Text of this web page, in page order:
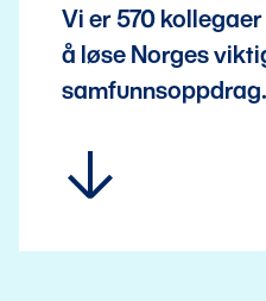
Vi er 570
å løse Norges
samfunnsoppdrag.